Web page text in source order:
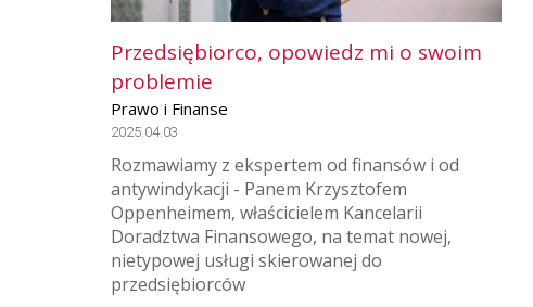
Przedsiębiorco, opowiedz mi o swoim
problemie
Prawo i Finanse
2025.04.03
Rozmawiamy z ekspertem od finansów i od
antywindykacji - Panem Krzysztofem
Oppenheimem, właścicielem Kancelarii
Doradztwa Finansowego, na temat nowej,
nietypowej usługi skierowanej do
przedsiębiorców